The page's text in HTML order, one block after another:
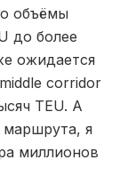
объёмы
до более
ожидается
corridor
TEU. А
маршрута, я
миллионов